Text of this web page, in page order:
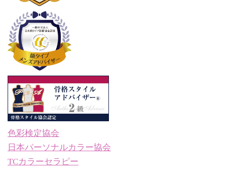
色彩検定協会
日本パーソナルカラー協会
TCカラーセラピー